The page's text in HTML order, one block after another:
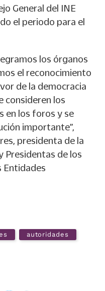
General del INE
el periodo para el
los órganos
el reconocimiento
de la democracia
consideren los
en los foros y se
importante”,
presidenta de la
Presidentas de los
Entidades
autoridades